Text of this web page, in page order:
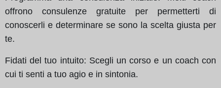
offrono consulenze gratuite per permetterti di
conoscerli e determinare se sono la scelta giusta per
te.
Fidati del tuo intuito: Scegli un corso e un coach con
cui ti senti a tuo agio e in sintonia.